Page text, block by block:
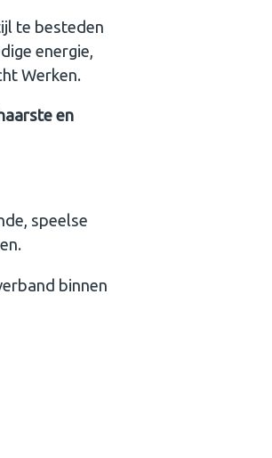
te besteden
energie,
Werken.
en
speelse
binnen